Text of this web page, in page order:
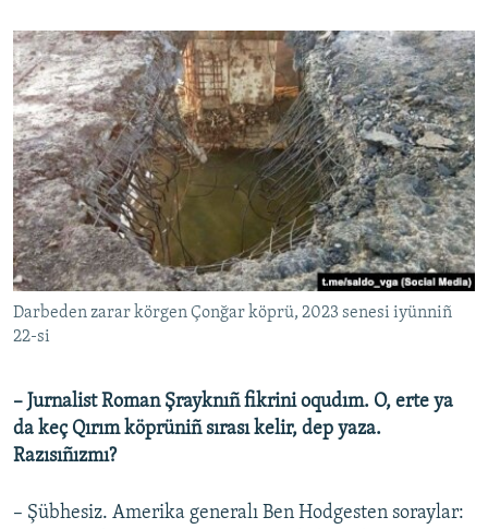
Darbeden zarar körgen Çonğar köprü, 2023 senesi iyünniñ
22-si
– Jurnalist Roman Şrayknıñ fikrini oqudım. O, erte ya
da keç Qırım köprüniñ sırası kelir, dep yaza.
Razısıñızmı?
– Şübhesiz. Amerika generalı Ben Hodgesten soraylar: